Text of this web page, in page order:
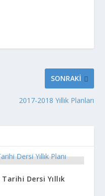
SONRAKI
2017-2018 Yıllık Planları
Tarihi Dersi Yıllık